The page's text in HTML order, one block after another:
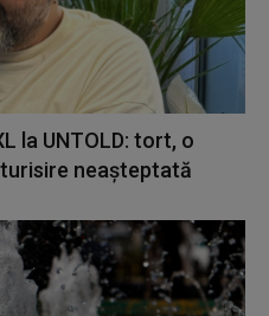
la UNTOLD: tort, o
neașteptată